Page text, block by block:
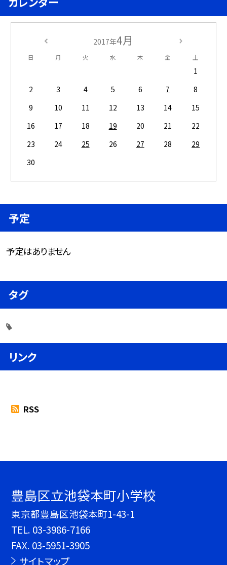
2017年4月
日 月 火 水 木 金 土
1
2
3 4 5 6 7
8
9
10 11 12 13 14
15
16
17 18 19 20 21
22
23
24 25 26 27 28
29
30
予定
予定はありません
タグ
リンク
RSS
豊島区立池袋本町小学校
東京都豊島区池袋本町1-43-1
TEL. 03-3986-7166
FAX. 03-5951-3905
サイトマップ